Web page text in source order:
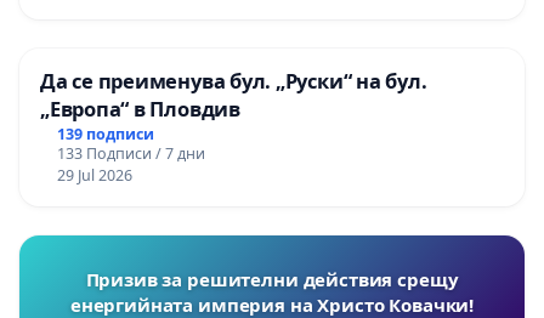
Да се преименува бул. „Руски“ на бул.
„Европа“ в Пловдив
139 подписи
133 Подписи / 7 дни
29 Jul 2026
Призив за решителни действия срещу
енергийната империя на Христо Ковачки!